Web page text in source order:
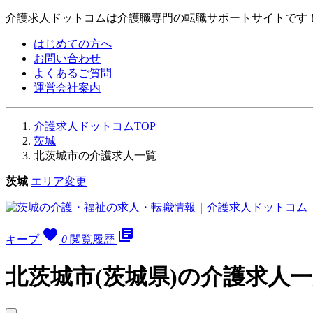
介護求人ドットコムは介護職専門の転職サポートサイトです
はじめての方へ
お問い合わせ
よくあるご質問
運営会社案内
介護求人ドットコムTOP
茨城
北茨城市の介護求人一覧
茨城 エリア変更
キープ favorite 0 閲覧履歴 library_books
北茨城市(茨城県)の介護求人